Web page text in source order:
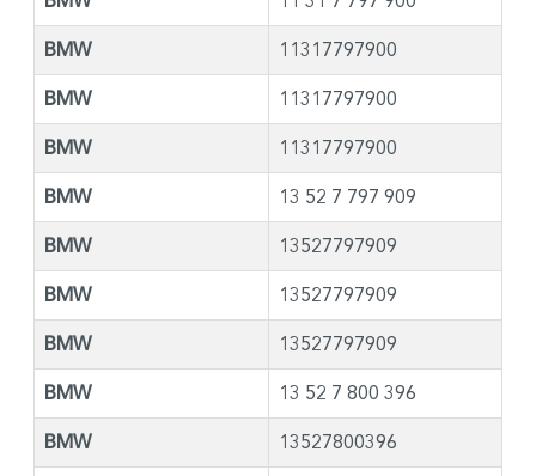
BMW 11317797900
BMW 11317797900
BMW 11317797900
BMW 13 52 7 797 909
BMW 13527797909
BMW 13527797909
BMW 13527797909
BMW 13 52 7 800 396
BMW 13527800396